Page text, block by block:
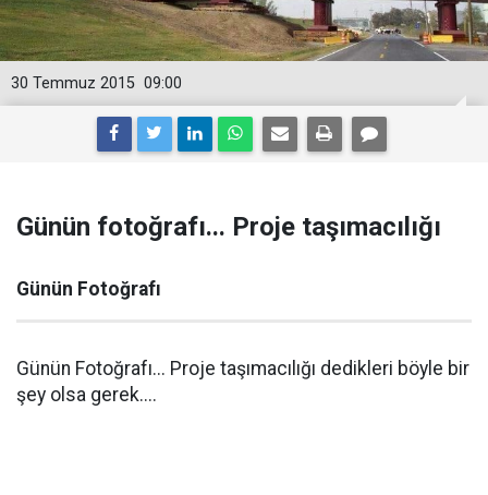
09:00
30 Temmuz 2015
Günün fotoğrafı... Proje taşımacılığı
Günün Fotoğrafı
Günün Fotoğrafı... Proje taşımacılığı dedikleri böyle bir
şey olsa gerek....